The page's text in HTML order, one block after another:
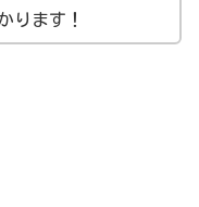
ります！